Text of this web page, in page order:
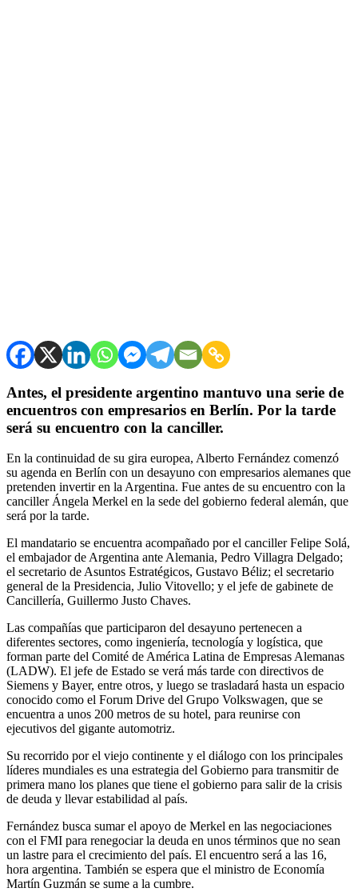
Antes, el presidente argentino mantuvo una serie de
encuentros con empresarios en Berlín. Por la tarde
será su encuentro con la canciller.
En la continuidad de su gira europea, Alberto Fernández​ comenzó
su agenda en Berlín con un desayuno con empresarios alemanes que
pretenden invertir en la Argentina. Fue antes de su encuentro con la
canciller Ángela Merkel en la sede del gobierno federal alemán, que
será por la tarde.
El mandatario se encuentra acompañado por el canciller Felipe Solá,
el embajador de Argentina ante Alemania, Pedro Villagra Delgado;
el secretario de Asuntos Estratégicos, Gustavo Béliz; el secretario
general de la Presidencia, Julio Vitovello; y el jefe de gabinete de
Cancillería, Guillermo Justo Chaves.
Las compañías que participaron del desayuno pertenecen a
diferentes sectores, como ingeniería, tecnología y logística, que
forman parte del Comité de América Latina de Empresas Alemanas
(LADW). El jefe de Estado se verá más tarde con directivos de
Siemens y Bayer, entre otros, y luego se trasladará hasta un espacio
conocido como el Forum Drive del Grupo Volkswagen, que se
encuentra a unos 200 metros de su hotel, para reunirse con
ejecutivos del gigante automotriz.
Su recorrido por el viejo continente y el diálogo con los principales
líderes mundiales es una estrategia del Gobierno para transmitir de
primera mano los planes que tiene el gobierno para salir de la crisis
de deuda y llevar estabilidad al país.
Fernández busca sumar el apoyo de Merkel en las negociaciones
con el FMI para renegociar la deuda en unos términos que no sean
un lastre para el crecimiento del país. El encuentro será a las 16,
hora argentina. También se espera que el ministro de Economía
Martín Guzmán se sume a la cumbre.